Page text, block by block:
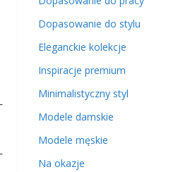
Dopasowanie do stylu
Eleganckie kolekcje
Inspiracje premium
Minimalistyczny styl
Modele damskie
Modele męskie
Na okazje